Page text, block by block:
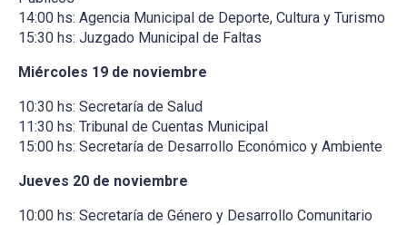
14:00 hs: Agencia Municipal de Deporte, Cultura y Turismo
15:30 hs: Juzgado Municipal de Faltas
Miércoles 19 de noviembre
10:30 hs: Secretaría de Salud
11:30 hs: Tribunal de Cuentas Municipal
15:00 hs: Secretaría de Desarrollo Económico y Ambiente
Jueves 20 de noviembre
10:00 hs: Secretaría de Género y Desarrollo Comunitario